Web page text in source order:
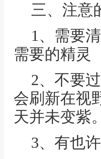
三、注意
1、需要
需要的精灵
2、不要
会刷新在视
天并未变紫。
3、有也